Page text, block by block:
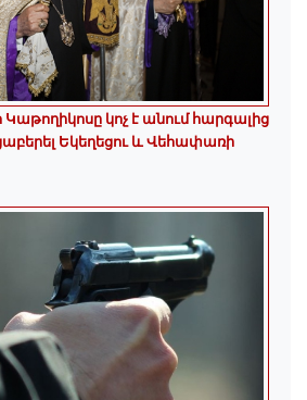
Կաթողիկոսը կոչ է անում հարգալից
Եկեղեցու և Վեհափառի